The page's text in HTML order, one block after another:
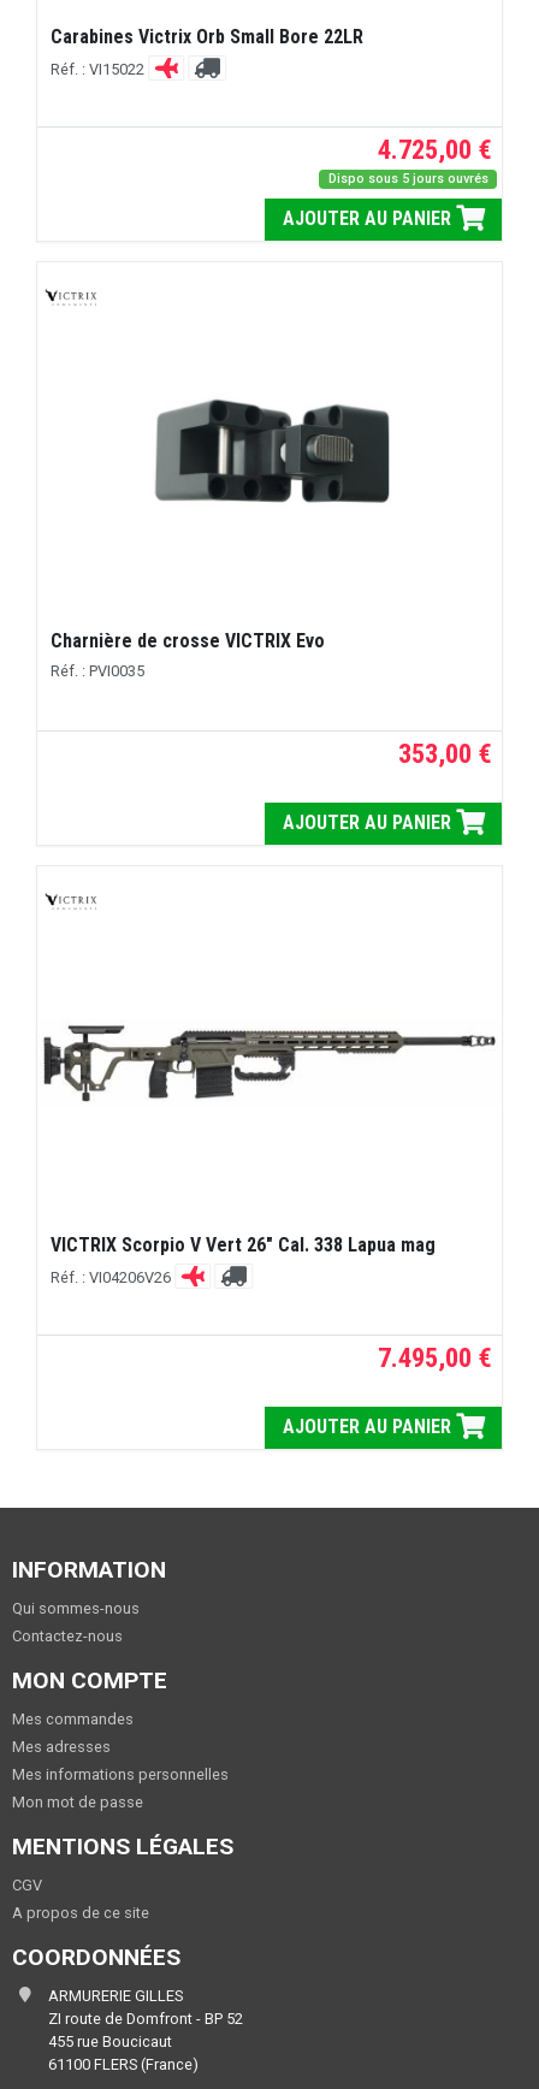
Carabines Victrix Orb Small Bore 22LR
Réf. : VI15022
4.725,00 €
Dispo sous 5 jours ouvrés
AJOUTER AU PANIER
Charnière de crosse VICTRIX Evo
Réf. : PVI0035
353,00 €
AJOUTER AU PANIER
VICTRIX Scorpio V Vert 26" Cal. 338 Lapua mag
Réf. : VI04206V26
7.495,00 €
AJOUTER AU PANIER
INFORMATION
Qui sommes-nous
Contactez-nous
MON COMPTE
Mes commandes
Mes adresses
Mes informations personnelles
Mon mot de passe
MENTIONS LÉGALES
CGV
A propos de ce site
COORDONNÉES
ARMURERIE GILLES
ZI route de Domfront - BP 52
455 rue Boucicaut
61100 FLERS (France)